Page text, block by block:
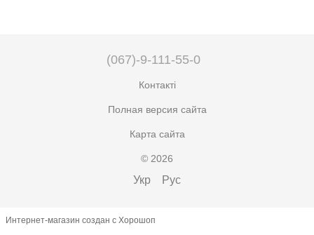
(067)-9-111-55-0
Контакті
Полная версия сайта
Карта сайта
© 2026
Укр Рус
Интернет-магазин создан с Хорошоп